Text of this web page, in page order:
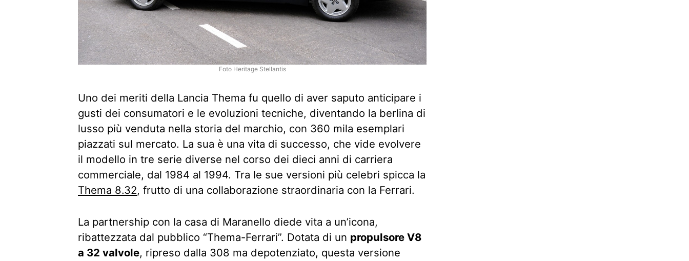
Foto Heritage Stellantis
Uno dei meriti della Lancia Thema fu quello di aver saputo anticipare i
gusti dei consumatori e le evoluzioni tecniche, diventando la berlina di
lusso più venduta nella storia del marchio, con 360 mila esemplari
piazzati sul mercato. La sua è una vita di successo, che vide evolvere
il modello in tre serie diverse nel corso dei dieci anni di carriera
commerciale, dal 1984 al 1994. Tra le sue versioni più celebri spicca la
Thema 8.32, frutto di una collaborazione straordinaria con la Ferrari.
La partnership con la casa di Maranello diede vita a un’icona,
ribattezzata dal pubblico “Thema-Ferrari”. Dotata di un propulsore V8
a 32 valvole, ripreso dalla 308 ma depotenziato, questa versione